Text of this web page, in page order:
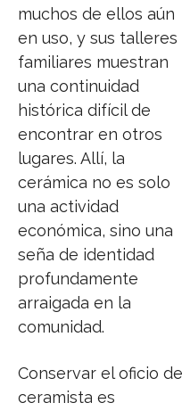
muchos de ellos aún
en uso, y sus talleres
familiares muestran
una continuidad
histórica difícil de
encontrar en otros
lugares. Allí, la
cerámica no es solo
una actividad
económica, sino una
seña de identidad
profundamente
arraigada en la
comunidad.
Conservar el oficio de
ceramista es